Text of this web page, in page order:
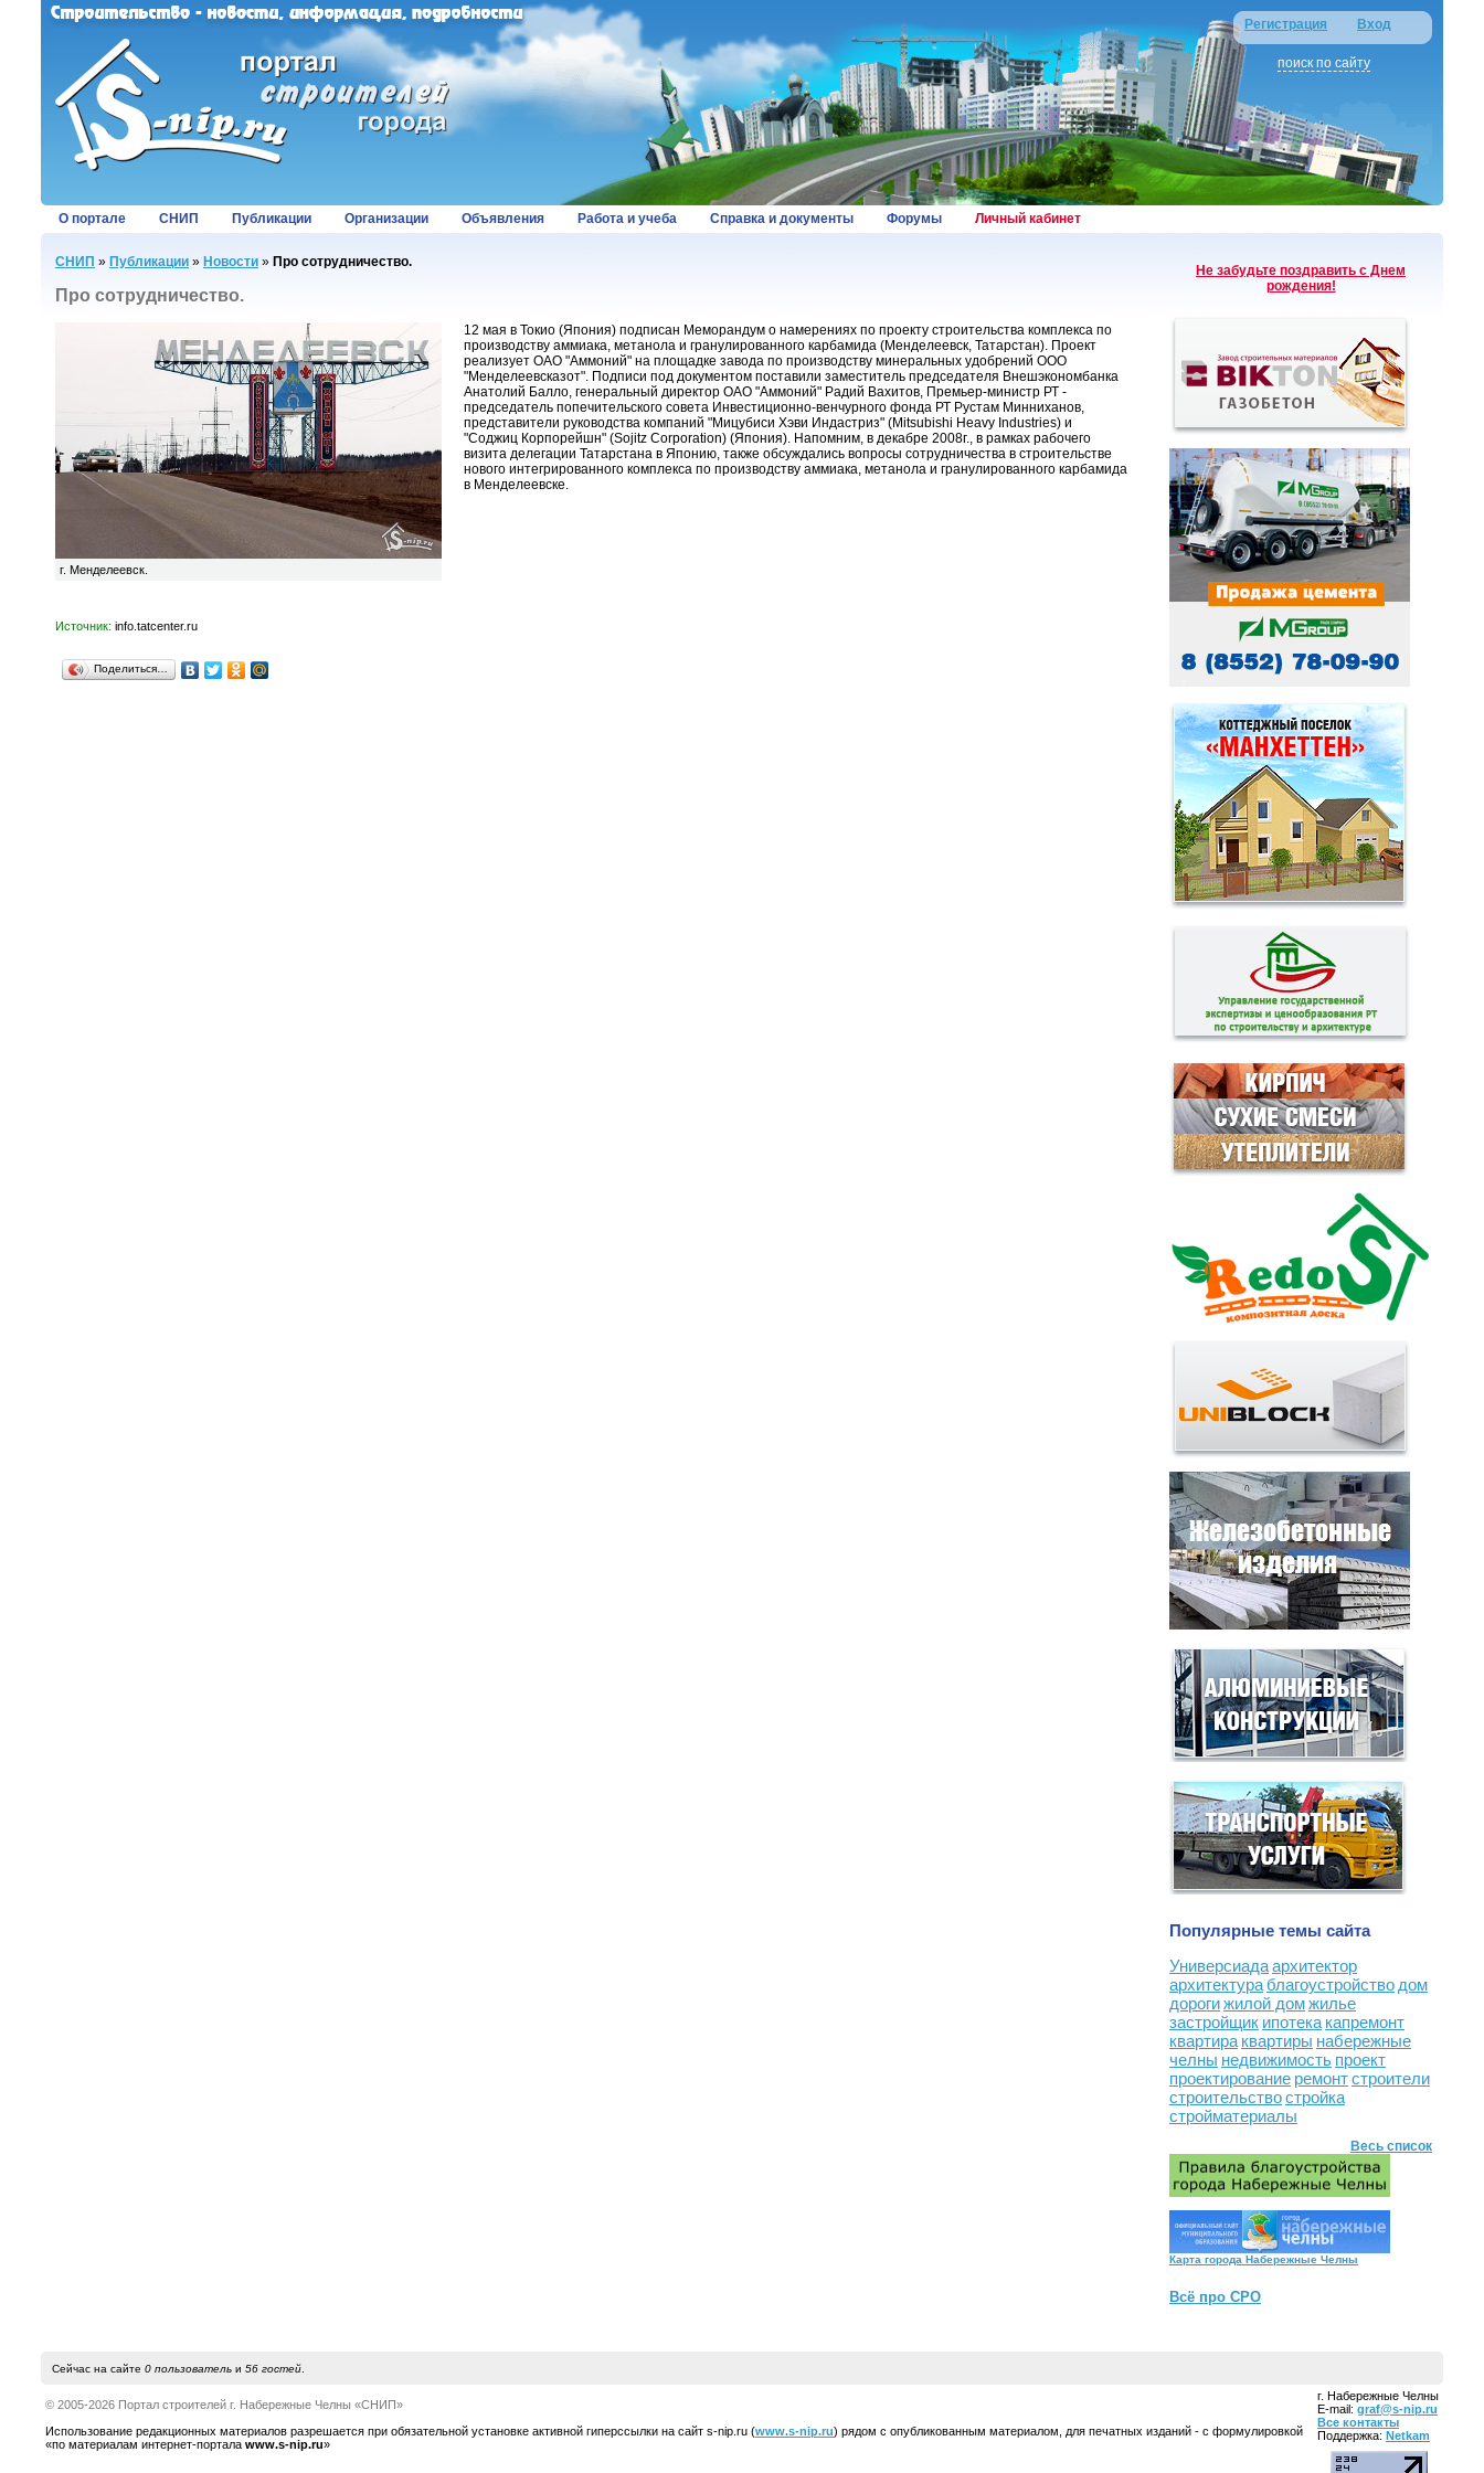
Регистрация Вход
поиск по сайту
О портале СНИП Публикации Организации Объявления Работа и учеба Справка и документы Форумы Личный кабинет
СНИП » Публикации » Новости » Про сотрудничество.
Про сотрудничество.
г. Менделеевск.
12 мая в Токио (Япония) подписан Меморандум о намерениях по проекту строительства комплекса по
производству аммиака, метанола и гранулированного карбамида (Менделеевск, Татарстан). Проект
реализует ОАО "Аммоний" на площадке завода по производству минеральных удобрений ООО
"Менделеевсказот". Подписи под документом поставили заместитель председателя Внешэкономбанка
Анатолий Балло, генеральный директор ОАО "Аммоний" Радий Вахитов, Премьер-министр РТ -
председатель попечительского совета Инвестиционно-венчурного фонда РТ Рустам Минниханов,
представители руководства компаний "Мицубиси Хэви Индастриз" (Mitsubishi Heavy Industries) и
"Соджиц Корпорейшн" (Sojitz Corporation) (Япония). Напомним, в декабре 2008г., в рамках рабочего
визита делегации Татарстана в Японию, также обсуждались вопросы сотрудничества в строительстве
нового интегрированного комплекса по производству аммиака, метанола и гранулированного карбамида
в Менделеевске.
Источник: info.tatcenter.ru
Поделиться…
Не забудьте поздравить с Днем
рождения!
Популярные темы сайта
Универсиадаархитектор
архитектура благоустройство дом
дорогижилой домжилье
застройщик ипотека капремонт
квартира квартиры набережные
челны недвижимость проект
проектирование ремонтстроители
строительствостройка
стройматериалы
Весь список
Карта города Набережные Челны
Всё про СРО
Сейчас на сайте 0 пользовательи 56 гостей.
© 2005-2026 Портал строителей г. Набережные Челны «СНИП»
Использование редакционных материалов разрешается при обязательной установке активной гиперссылки на сайт s-nip.ru (www.s-nip.ru) рядом с опубликованным материалом, для печатных изданий - с формулировкой
«по материалам интернет-портала www.s-nip.ru»
г. Набережные Челны
E-mail: graf@s-nip.ru
Все контакты
Поддержка: Netkam